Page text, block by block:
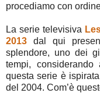
procediamo con
La serie televisiva
2013 dal qui
splendore, uno dei
tempi,
questa serie è
del 2004. Com’è